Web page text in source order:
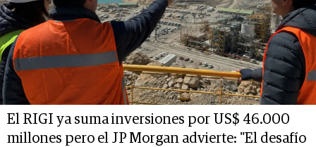
El RIGI ya suma inversiones por US$ 46.000
millones pero el JP Morgan advierte: "El desafío